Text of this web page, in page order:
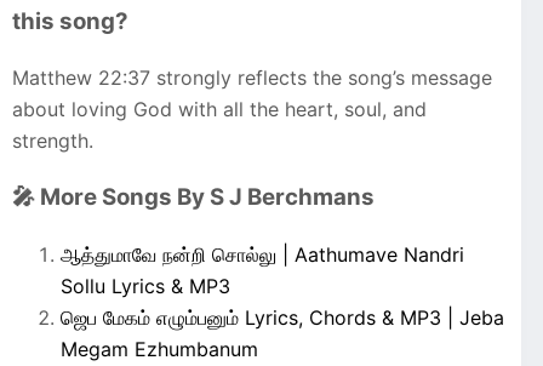
this song?
Matthew 22:37 strongly reflects the song’s message
about loving God with all the heart, soul, and
strength.
🎤 More Songs By S J Berchmans
ஆத்துமாவே நன்றி சொல்லு | Aathumave Nandri
Sollu Lyrics & MP3
ஜெப மேகம் எழும்பனும் Lyrics, Chords & MP3 | Jeba
Megam Ezhumbanum